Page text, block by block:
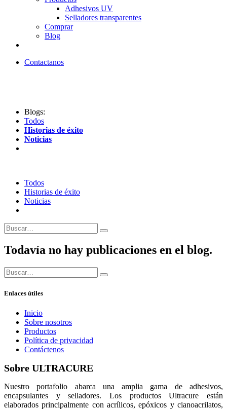
Adhesivos UV
Selladores transparentes
Comprar
Blog
Contactanos
Blogs:
Todos
Historias de éxito
Noticias
Todos
Historias de éxito
Noticias
Todavía no hay publicaciones en el blog.
Enlaces útiles
Inicio
Sobre nosotros
Productos
Política de privacidad
Contáctenos
Sobre ULTRACURE
Nuestro portafolio abarca una amplia gama de adhesivos,
encapsulantes y selladores. Los productos Ultracure están
elaborados principalmente con acrílicos, epóxicos y cianoacrilatos,